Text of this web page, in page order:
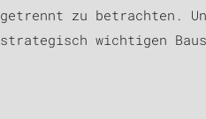
getrennt zu betrachten.
strategisch wichtigen